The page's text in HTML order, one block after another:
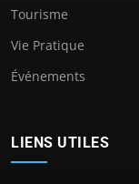
Tourisme
Vie Pratique
Événements
LIENS UTILES